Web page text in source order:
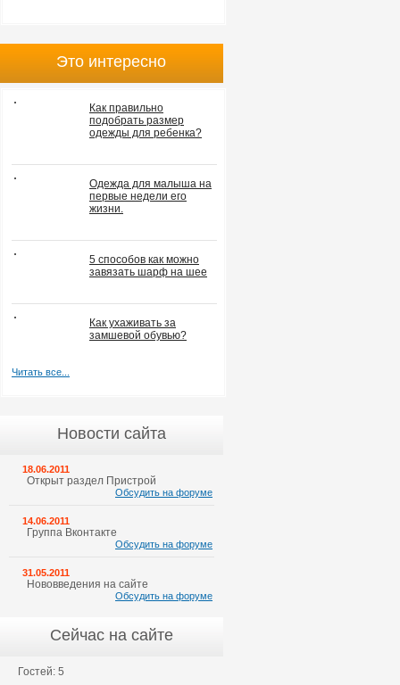
Это интересно
Как правильно
подобрать размер
одежды для ребенка?
Одежда для малыша на
первые недели его
жизни.
5 способов как можно
завязать шарф на шее
Как ухаживать за
замшевой обувью?
Читать все...
Новости сайта
18.06.2011
Открыт раздел Пристрой
Обсудить на форуме
14.06.2011
Группа Вконтакте
Обсудить на форуме
31.05.2011
Нововведения на сайте
Обсудить на форуме
Сейчас на сайте
Гостей: 5